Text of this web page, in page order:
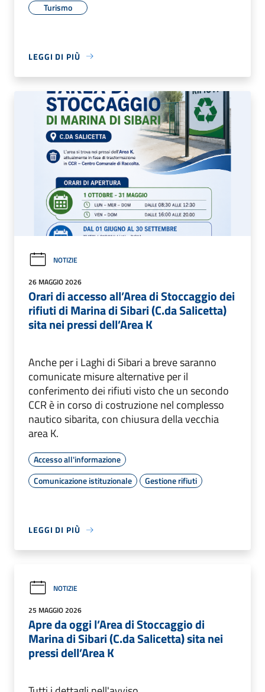
Turismo
LEGGI DI PIÙ
NOTIZIE
26 MAGGIO 2026
Orari di accesso all’Area di Stoccaggio dei
rifiuti di Marina di Sibari (C.da Salicetta)
sita nei pressi dell’Area K
Anche per i Laghi di Sibari a breve saranno
comunicate misure alternative per il
conferimento dei rifiuti visto che un secondo
CCR è in corso di costruzione nel complesso
nautico sibarita, con chiusura della vecchia
area K.
Accesso all'informazione
Comunicazione istituzionale
Gestione rifiuti
LEGGI DI PIÙ
NOTIZIE
25 MAGGIO 2026
Apre da oggi l’Area di Stoccaggio di
Marina di Sibari (C.da Salicetta) sita nei
pressi dell’Area K